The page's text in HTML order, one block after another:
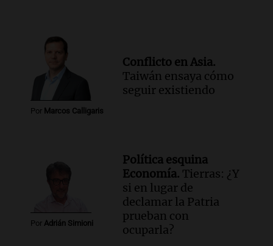
Por Marcos Calligaris
Conflicto en Asia.
Taiwán ensaya cómo
seguir existiendo
Por Adrián Simioni
Política esquina
Economía. Tierras: ¿Y
si en lugar de
declamar la Patria
prueban con
ocuparla?